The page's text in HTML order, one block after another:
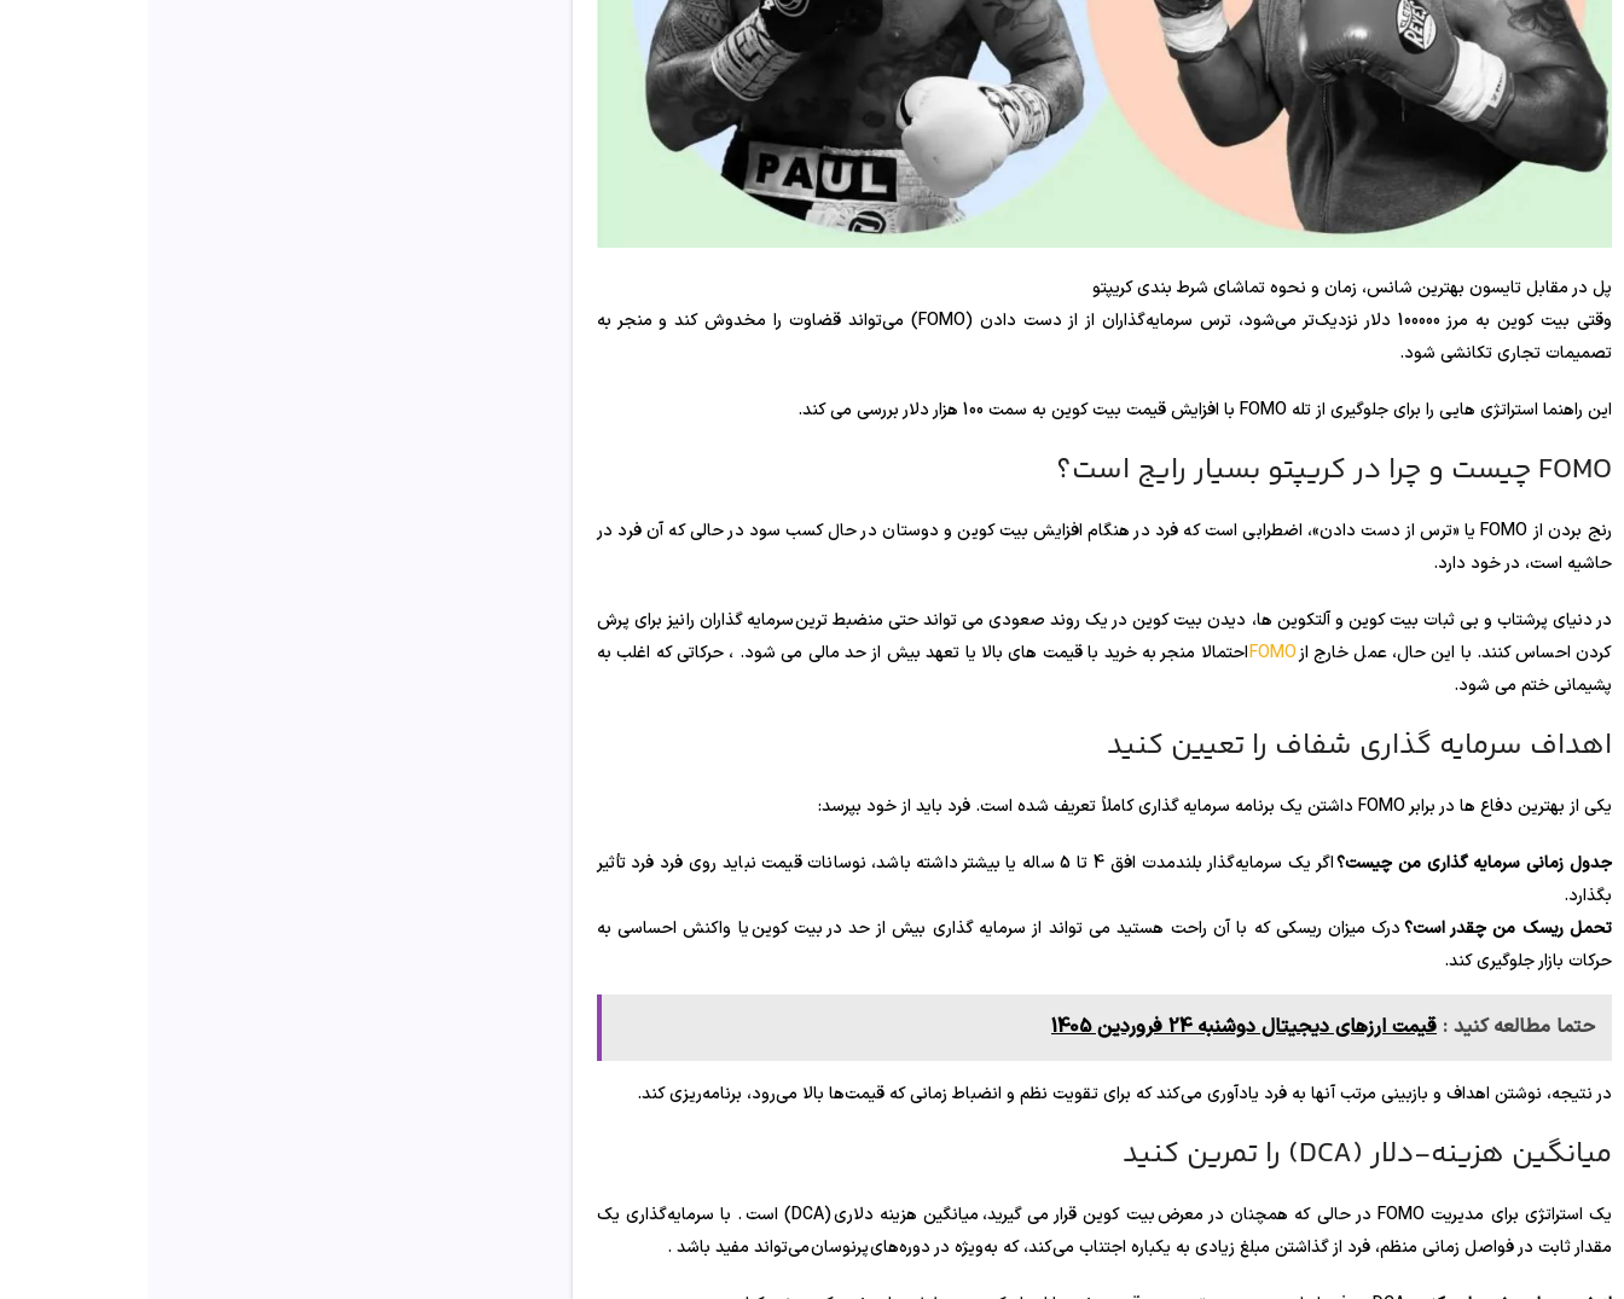
پل در مقابل تایسون بهترین شانس، زمان و نحوه تماشای شرط بندی کریپتو
وقتی بیت کوین به مرز 100000 دلار نزدیک‌تر می‌شود، ترس سرمایه‌گذاران از از دست دادن (FOMO) می‌تواند قضاوت را مخدوش کند و منجر به
تصمیمات تجاری تکانشی شود.
این راهنما استراتژی هایی را برای جلوگیری از تله FOMO با افزایش قیمت بیت کوین به سمت 100 هزار دلار بررسی می کند.
FOMO چیست و چرا در کریپتو بسیار رایج است؟
رنج بردن از FOMO یا «ترس از دست دادن»، اضطرابی است که فرد در هنگام افزایش بیت کوین و دوستان در حال کسب سود در حالی که آن فرد در
حاشیه است، در خود دارد.
در دنیای پرشتاب و بی ثبات بیت کوین و آلتکوین ها، دیدن بیت کوین در یک روند صعودی می تواند حتی منضبط ترین سرمایه گذاران را نیز برای پرش
کردن احساس کنند. با این حال، عمل خارج ازFOMOاحتمالا منجر به خرید با قیمت های بالا یا تعهد بیش از حد مالی می شود. ، حرکاتی که اغلب به
پشیمانی ختم می شود.
اهداف سرمایه گذاری شفاف را تعیین کنید
یکی از بهترین دفاع ها در برابر FOMO داشتن یک برنامه سرمایه گذاری کاملاً تعریف شده است. فرد باید از خود بپرسد:
جدول زمانی سرمایه گذاری من چیست؟
اگر یک سرمایه‌گذار بلندمدت افق 4 تا 5 ساله یا بیشتر داشته باشد، نوسانات قیمت نباید روی فرد فرد تأثیر
بگذارد.
تحمل ریسک من چقدر است؟درک میزان ریسکی که با آن راحت هستید می تواند از سرمایه گذاری بیش از حد در بیت کوین یا واکنش احساسی به
حرکات بازار جلوگیری کند.
حتما مطالعه کنید : ‌‏قیمت ارزهای دیجیتال دوشنبه‌ 24 فروردین 1405
در نتیجه، نوشتن اهداف و بازبینی مرتب آنها به فرد یادآوری می‌کند که برای تقویت نظم و انضباط زمانی که قیمت‌ها بالا می‌رود، برنامه‌ریزی کند.
میانگین هزینه-دلار (DCA) را تمرین کنید
یک استراتژی برای مدیریت FOMO در حالی که همچنان در معرض بیت کوین قرار می گیرید، میانگین هزینه دلاری (DCA) است . با سرمایه‌گذاری یک
مقدار ثابت در فواصل زمانی منظم، فرد از گذاشتن مبلغ زیادی به یکباره اجتناب می‌کند، که به‌ویژه در دوره‌های پرنوسان می‌تواند مفید باشد .